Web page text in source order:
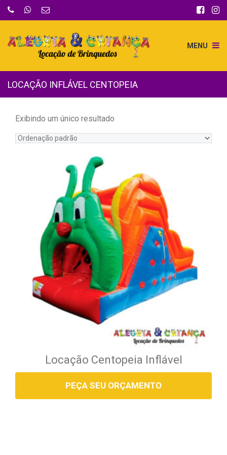
MENU
LOCAÇÃO INFLÁVEL CENTOPEIA
Exibindo um único resultado
Locação Centopeia Inflável
PEÇA SEU ORÇAMENTO